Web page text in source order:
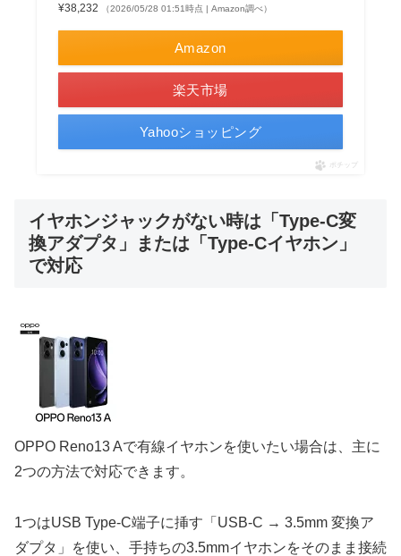
¥38,232 （2026/05/28 01:51時点 | Amazon調べ）
Amazon
楽天市場
Yahooショッピング
ポチップ
イヤホンジャックがない時は「Type-C変
換アダプタ」または「Type-Cイヤホン」
で対応
OPPO Reno13 Aで有線イヤホンを使いたい場合は、主に
2つの方法で対応できます。
1つはUSB Type-C端子に挿す「USB-C → 3.5mm 変換ア
ダプタ」を使い、手持ちの3.5mmイヤホンをそのまま接続